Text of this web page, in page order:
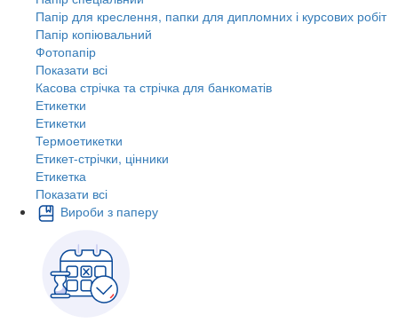
Папір для креслення, папки для дипломних і курсових робіт
Папір копіювальний
Фотопапір
Показати всі
Касова стрічка та стрічка для банкоматів
Етикетки
Етикетки
Термоетикетки
Етикет-стрічки, цінники
Етикетка
Показати всі
Вироби з паперу